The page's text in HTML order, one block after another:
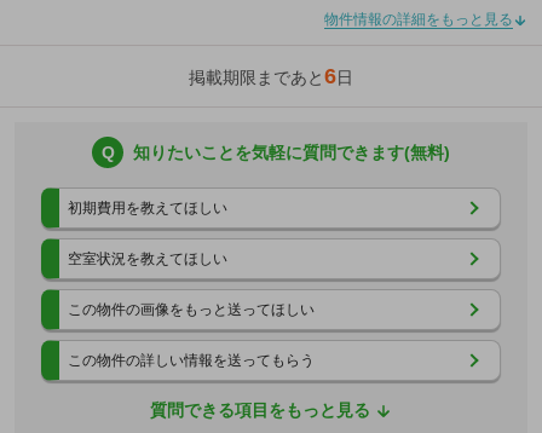
物件情報の詳細をもっと見る
掲載期限まであと6日
Q 知りたいことを気軽に質問できます(無料)
初期費用を教えてほしい
空室状況を教えてほしい
この物件の画像をもっと送ってほしい
この物件の詳しい情報を送ってもらう
質問できる項目をもっと見る